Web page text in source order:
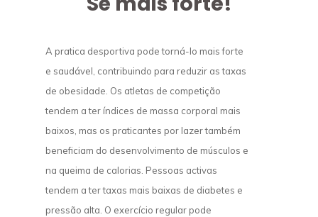
A pratica desportiva pode torná-lo mais forte
e saudável, contribuindo para reduzir as taxas
de obesidade. Os atletas de competição
tendem a ter índices de massa corporal mais
baixos, mas os praticantes por lazer também
beneficiam do desenvolvimento de músculos e
na queima de calorias. Pessoas activas
tendem a ter taxas mais baixas de diabetes e
pressão alta. O exercício regular pode